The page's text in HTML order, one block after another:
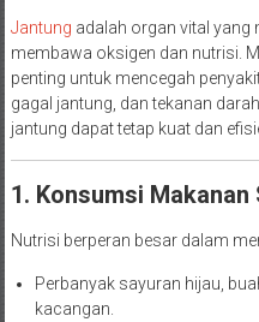
Jantung adalah organ vital yang
membawa oksigen dan nutrisi.
penting untuk mencegah
gagal jantung, dan tekanan
jantung dapat tetap kuat dan
1. Konsumsi
Nutrisi berperan besar dalam
Perbanyak sayuran hijau,
kacangan.